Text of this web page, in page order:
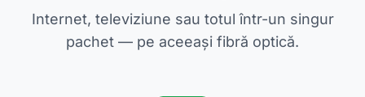
Internet, televiziune sau totul într-un singur
pachet — pe aceeași fibră optică.